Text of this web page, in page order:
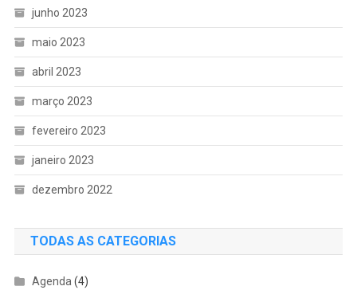
junho 2023
maio 2023
abril 2023
março 2023
fevereiro 2023
janeiro 2023
dezembro 2022
TODAS AS CATEGORIAS
Agenda (4)